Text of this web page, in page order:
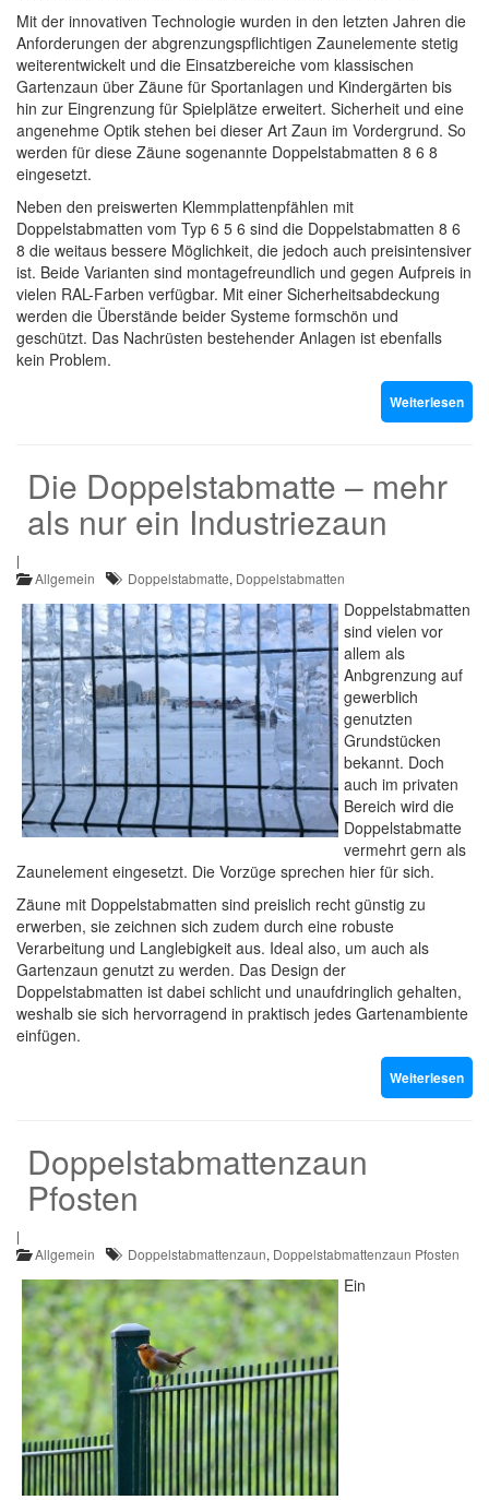
Mit der innovativen Technologie wurden in den letzten Jahren die
Anforderungen der abgrenzungspflichtigen Zaunelemente stetig
weiterentwickelt und die Einsatzbereiche vom klassischen
Gartenzaun über Zäune für Sportanlagen und Kindergärten bis
hin zur Eingrenzung für Spielplätze erweitert. Sicherheit und eine
angenehme Optik stehen bei dieser Art Zaun im Vordergrund. So
werden für diese Zäune sogenannte Doppelstabmatten 8 6 8
eingesetzt.
Neben den preiswerten Klemmplattenpfählen mit
Doppelstabmatten vom Typ 6 5 6 sind die Doppelstabmatten 8 6
8 die weitaus bessere Möglichkeit, die jedoch auch preisintensiver
ist. Beide Varianten sind montagefreundlich und gegen Aufpreis in
vielen RAL-Farben verfügbar. Mit einer Sicherheitsabdeckung
werden die Überstände beider Systeme formschön und
geschützt. Das Nachrüsten bestehender Anlagen ist ebenfalls
kein Problem.
Weiterlesen
Die Doppelstabmatte – mehr
als nur ein Industriezaun
|
Allgemein
Doppelstabmatte, Doppelstabmatten
Doppelstabmatten
sind vielen vor
allem als
Anbgrenzung auf
gewerblich
genutzten
Grundstücken
bekannt. Doch
auch im privaten
Bereich wird die
Doppelstabmatte
vermehrt gern als
Zaunelement eingesetzt. Die Vorzüge sprechen hier für sich.
Zäune mit Doppelstabmatten sind preislich recht günstig zu
erwerben, sie zeichnen sich zudem durch eine robuste
Verarbeitung und Langlebigkeit aus. Ideal also, um auch als
Gartenzaun genutzt zu werden. Das Design der
Doppelstabmatten ist dabei schlicht und unaufdringlich gehalten,
weshalb sie sich hervorragend in praktisch jedes Gartenambiente
einfügen.
Weiterlesen
Doppelstabmattenzaun
Pfosten
|
Allgemein
Doppelstabmattenzaun, Doppelstabmattenzaun Pfosten
Ein